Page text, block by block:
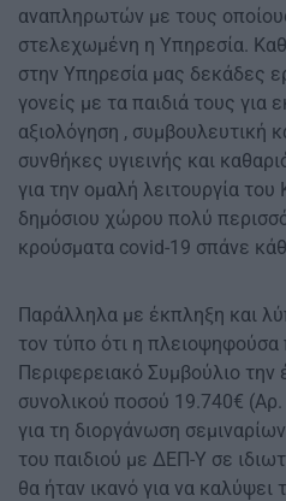
αναπληρωτών με τους
στελεχωμένη η Υπηρεσία.
στην Υπηρεσία μας δεκάδες
γονείς με τα παιδιά τους για
αξιολόγηση , συμβουλευτική
συνθήκες υγιεινής και
για την ομαλή λειτουργία
δημόσιου χώρου πολύ
κρούσματα covid-19 σπάνε
Παράλληλα με έκπληξη και
τον τύπο ότι η
Περιφερειακό Συμβούλιο την
συνολικού ποσού 19.740€
για τη διοργάνωση
του παιδιού με ΔΕΠ-Υ σε
θα ήταν ικανό για να καλύψει